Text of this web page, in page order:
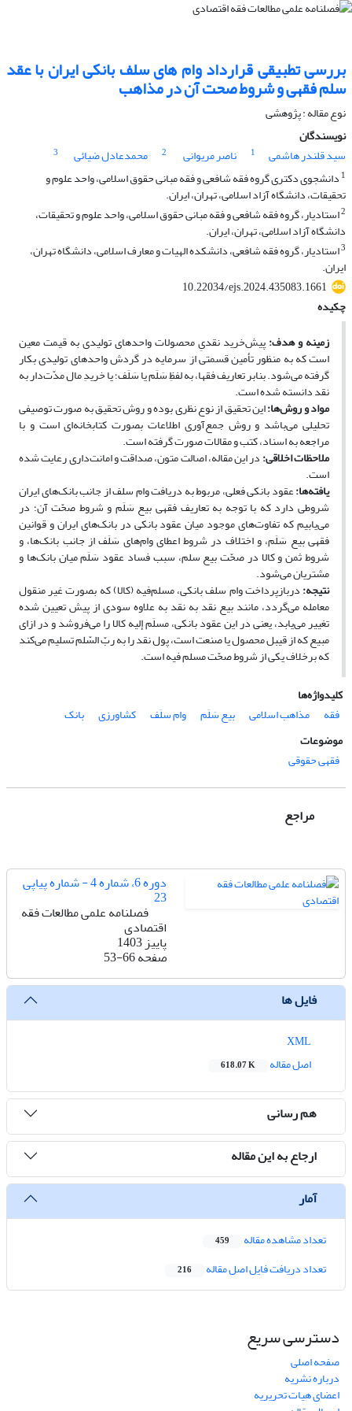
بررسی تطبیقی قرارداد وام های سلف بانکی ایران با عقد
سلم فقهی و شروط صحت آن در مذاهب
نوع مقاله : پژوهشی
نویسندگان
سید قلندر هاشمی
1 ناصر مریوانی 2 محمدعادل ضیائی
3
1 دانشجوی دکتری گروه فقه شافعی و فقه مبانی حقوق اسلامی، واحد علوم و
تحقیقات، دانشگاه آزاد اسلامی، تهران، ایران.
2استادیار، گروه فقه شافعی و فقه مبانی حقوق اسلامی، واحد علوم و تحقیقات،
دانشگاه آزاد اسلامی، تهران، ایران.
3استادیار، گروه فقه شافعی، دانشکده الهیات و معارف اسلامی، دانشگاه تهران،
ایران.
10.22034/ejs.2024.435083.1661
چکیده
زمینه و هدف:پیش‌خرید نقدیِ محصولات واحدهای تولیدی به قیمت معین
است که به منظور تأمین قسمتی از سرمایه در گردش واحدهای تولیدی بکار
گرفته می‌شود. بنابر تعاریف فقها، به لفظِ سَلَم یا سَلَف؛ یا خریدِ مال مدّت‌دار به
نقد دانسته شده است.
مواد و روش‌ها:این تحقیق از نوع نظری بوده و روش تحقیق به صورت توصیفی
تحلیلی می‌باشد و روش جمع‌آوری اطلاعات بصورت کتابخانه‌ای است و با
مراجعه به اسناد، کتب و مقالات صورت گرفته است.
ملاحظات اخلاقی:در این مقاله، اصالت متون، صداقت و امانت‌داری رعایت شده
است.
یافتهها:عقود بانکی فعلی، مربوط به دریافت وام سلف از جانب بانک‌های ایران
شروطی دارد که با توجه به تعاریف فقهی بیع سَلَم و شروط صحّت آن؛ در
می‌یابیم که تفاوت‌های موجود میان عقود بانکی در بانک‌های ایران و قوانین
فقهی بیع سَلَم، و اختلاف در شروط اعطای وام‌های سَلَف از جانب بانک‌ها، و
شروط ثمن و کالا در صحّت بیع سلم، سبب فساد عقود سَلَم میان بانک‌ها و
مشتریان می‌شود.
نتیجه:دربازپرداخت وام سلف بانکی، مسلم‌فیه (کالا) که بصورت غیر منقول
معامله می‌گردد، مانند بیع نقد به نقد به علاوه سودی از پیش تعیین شده
تغییر می‌یابد، یعنی در این عقود بانکی، مسلَم إلیه کالا را می‌فروشد و در ازای
مبیع که از قیبل محصول یا صنعت است، پول نقد را به ربّ السّلم تسلیم می‌کند
که برخلاف یکی از شروط صحّت مسلم فیه است.
کلیدواژه‌ها
فقه
مذاهب اسلامی بیع سَلَم وام سلَف کشاورزی
بانک
موضوعات
فقهی حقوقی
مراجع
دوره 6، شماره 4 - شماره پیاپی
23
فصلنامه علمی مطالعات فقه
اقتصادی
پاییز 1403
صفحه53-66
فایل ها
اصل مقاله
618.07 K
هم رسانی
ارجاع به این مقاله
آمار
تعداد مشاهده مقاله 459
تعداد دریافت فایل اصل مقاله 216
دسترسی سریع
صفحه اصلی
درباره نشریه
اعضای هیات تحریریه